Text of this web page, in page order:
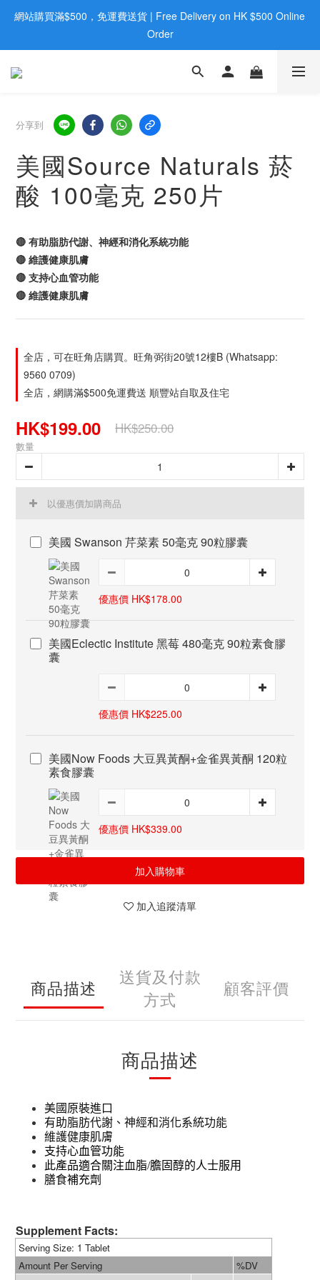
歡迎親臨旺角店購買：旺角弼街20號12樓B  |  RealDeal 保健品 |
WhatsApp 9560 0709
網站購買滿$500，免運費送貨 | Free Delivery on HK $500 Online
Order
歡迎親臨旺角店購買：旺角弼街20號12樓B  |  RealDeal 保健品 |
分享到
美國Source Naturals 菸
酸 100毫克 250片
🔴 有助脂肪代謝、神經和消化系統功能
🔴 維護健康肌膚
🔴 支持心血管功能
🔴 維護健康肌膚
全店，可在旺角店購買。旺角弼街20號12樓B (Whatsapp:
9560 0709)
全店，網購滿$500免運費送 順豐站自取及住宅
HK$199.00 HK$250.00
數量
以優惠價加購商品
美國 Swanson 芹菜素 50毫克 90粒膠囊
優惠價 HK$178.00
美國Eclectic Institute 黑莓 480毫克 90粒素食膠
囊
優惠價 HK$225.00
美國Now Foods 大豆異黃酮+金雀異黃酮 120粒
素食膠囊
優惠價 HK$339.00
加入購物車
加入追蹤清單
商品描述
送貨及付款
方式
顧客評價
商品描述
美國原裝進口
有助脂肪代謝、神經和消化系統功能
維護健康肌膚
支持心血管功能
此產品適合關注血脂/膽固醇的人士服用
膳食補充劑
Supplement Facts:
Serving Size: 1 Tablet
Amount Per Serving
%DV